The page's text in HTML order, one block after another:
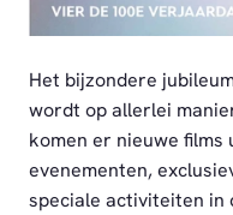
PNG
Het bijzondere
wordt op allerlei
komen er nieuwe
evenementen,
speciale activiteiten in